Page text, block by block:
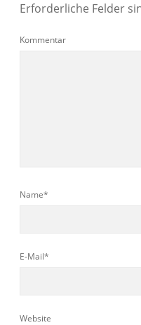
Erforderliche Felder
Kommentar
Name*
E-Mail*
Website